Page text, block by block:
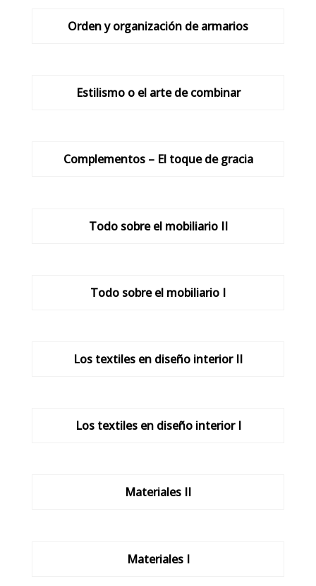
Orden y organización de armarios
Estilismo o el arte de combinar
Complementos – El toque de gracia
Todo sobre el mobiliario II
Todo sobre el mobiliario I
Los textiles en diseño interior II
Los textiles en diseño interior I
Materiales II
Materiales I